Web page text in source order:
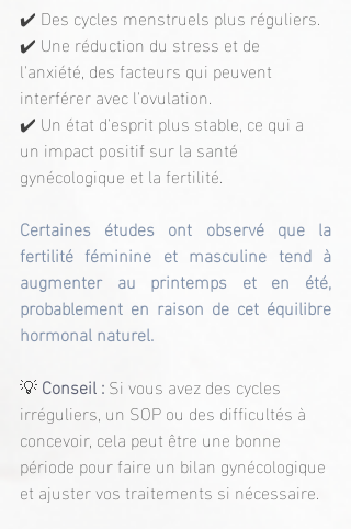
✔️ Des cycles menstruels plus réguliers.
✔️ Une réduction du stress et de
l'anxiété, des facteurs qui peuvent
interférer avec l'ovulation.
✔️ Un état d'esprit plus stable, ce qui a
un impact positif sur la santé
gynécologique et la fertilité.
Certaines études ont observé que la
fertilité féminine et masculine tend à
augmenter au printemps et en été,
probablement en raison de cet équilibre
hormonal naturel.
💡 Conseil : Si vous avez des cycles
irréguliers, un SOP ou des difficultés à
concevoir, cela peut être une bonne
période pour faire un bilan gynécologique
et ajuster vos traitements si nécessaire.